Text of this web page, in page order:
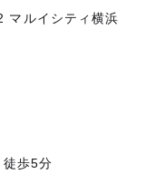
マルイシティ横浜
歩5分